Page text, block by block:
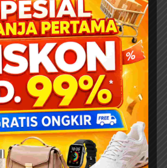
Pesan Moral Kita tidak cukup
hanya...
25 Soal dan Jawaban
tentang Siti Aminah (Ibu
Nabi Muhammad SAW)
untuk Anak SD – Lengkap
dan Mudah Dipahami
SEDEKAH KLIK DI SINI
“Investasikan hartamu...